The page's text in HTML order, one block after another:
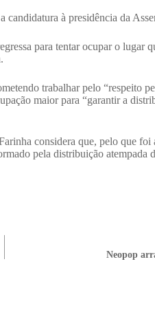
à presidência da
para tentar ocupar o lugar
trabalhar pelo “respeito
maior para “garantir a
considera que, pelo que
pela distribuição atempada
Neopop